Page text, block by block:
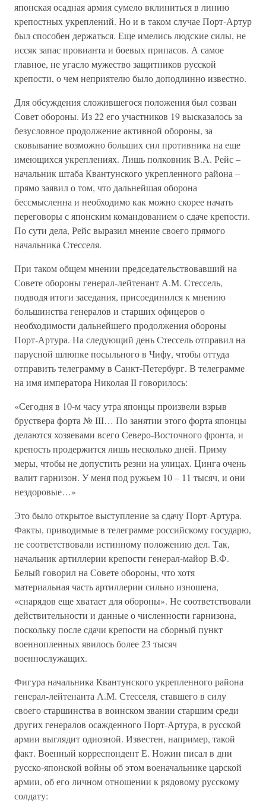
японская осадная армия сумело вклиниться в линию
крепостных укреплений. Но и в таком случае Порт-Артур
был способен держаться. Еще имелись людские силы, не
иссяк запас провианта и боевых припасов. А самое
главное, не угасло мужество защитников русской
крепости, о чем неприятелю было доподлинно известно.
Для обсуждения сложившегося положения был созван
Совет обороны. Из 22 его участников 19 высказалось за
безусловное продолжение активной обороны, за
сковывание возможно больших сил противника на еще
имеющихся укреплениях. Лишь полковник В.А. Рейс –
начальник штаба Квантунского укрепленного района –
прямо заявил о том, что дальнейшая оборона
бессмысленна и необходимо как можно скорее начать
переговоры с японским командованием о сдаче крепости.
По сути дела, Рейс выразил мнение своего прямого
начальника Стесселя.
При таком общем мнении председательствовавший на
Совете обороны генерал-лейтенант А.М. Стессель,
подводя итоги заседания, присоединился к мнению
большинства генералов и старших офицеров о
необходимости дальнейшего продолжения обороны
Порт-Артура. На следующий день Стессель отправил на
парусной шлюпке посыльного в Чифу, чтобы оттуда
отправить телеграмму в Санкт-Петербург. В телеграмме
на имя императора Николая II говорилось:
«Сегодня в 10-м часу утра японцы произвели взрыв
бруствера форта № III… По занятии этого форта японцы
делаются хозяевами всего Северо-Восточного фронта, и
крепость продержится лишь несколько дней. Приму
меры, чтобы не допустить резни на улицах. Цинга очень
валит гарнизон. У меня под ружьем 10 – 11 тысяч, и они
нездоровые…»
Это было открытое выступление за сдачу Порт-Артура.
Факты, приводимые в телеграмме российскому государю,
не соответствовали истинному положению дел. Так,
начальник артиллерии крепости генерал-майор В.Ф.
Белый говорил на Совете обороны, что хотя
материальная часть артиллерии сильно изношена,
«снарядов еще хватает для обороны». Не соответствовали
действительности и данные о численности гарнизона,
поскольку после сдачи крепости на сборный пункт
военнопленных явилось более 23 тысяч
военнослужащих.
Фигура начальника Квантунского укрепленного района
генерал-лейтенанта А.М. Стесселя, ставшего в силу
своего старшинства в воинском звании старшим среди
других генералов осажденного Порт-Артура, в русской
армии выглядит одиозной. Известен, например, такой
факт. Военный корреспондент Е. Ножин писал в дни
русско-японской войны об этом военачальнике царской
армии, об его личном отношении к рядовому русскому
солдату: